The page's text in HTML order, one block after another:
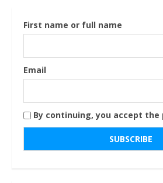
First name or full name
Email
By continuing, you accept the